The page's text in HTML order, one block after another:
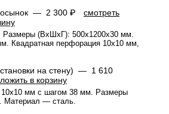
— 2 300 ₽
смотреть
(ВхШхГ): 500x1200x30 мм.
Квадратная перфорация 10х10 мм,
на стену) — 1 610
в корзину
10х10 мм с шагом 38 мм. Размеры
Материал — сталь.